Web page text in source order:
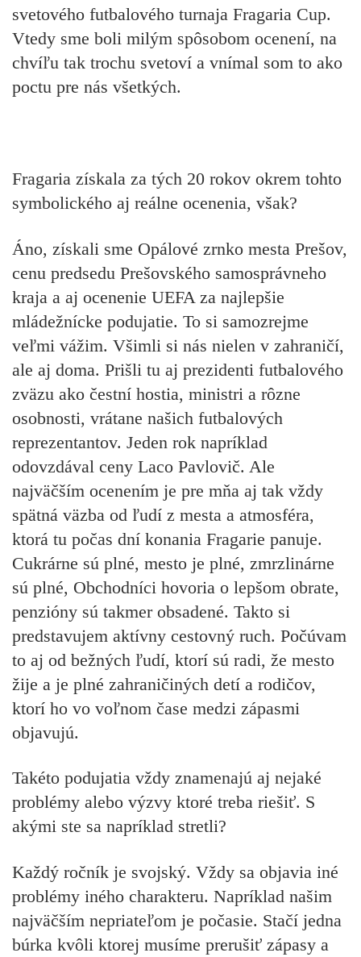
svetového futbalového turnaja Fragaria Cup.
Vtedy sme boli milým spôsobom ocenení, na
chvíľu tak trochu svetoví a vnímal som to ako
poctu pre nás všetkých.
Fragaria získala za tých 20 rokov okrem tohto
symbolického aj reálne ocenenia, však?
Áno, získali sme Opálové zrnko mesta Prešov,
cenu predsedu Prešovského samosprávneho
kraja a aj ocenenie UEFA za najlepšie
mládežnícke podujatie. To si samozrejme
veľmi vážim. Všimli si nás nielen v zahraničí,
ale aj doma. Prišli tu aj prezidenti futbalového
zväzu ako čestní hostia, ministri a rôzne
osobnosti, vrátane našich futbalových
reprezentantov. Jeden rok napríklad
odovzdával ceny Laco Pavlovič. Ale
najväčším ocenením je pre mňa aj tak vždy
spätná väzba od ľudí z mesta a atmosféra,
ktorá tu počas dní konania Fragarie panuje.
Cukrárne sú plné, mesto je plné, zmrzlinárne
sú plné, Obchodníci hovoria o lepšom obrate,
penzióny sú takmer obsadené. Takto si
predstavujem aktívny cestovný ruch. Počúvam
to aj od bežných ľudí, ktorí sú radi, že mesto
žije a je plné zahraničiných detí a rodičov,
ktorí ho vo voľnom čase medzi zápasmi
objavujú.
Takéto podujatia vždy znamenajú aj nejaké
problémy alebo výzvy ktoré treba riešiť. S
akými ste sa napríklad stretli?
Každý ročník je svojský. Vždy sa objavia iné
problémy iného charakteru. Napríklad našim
najväčším nepriateľom je počasie. Stačí jedna
búrka kvôli ktorej musíme prerušiť zápasy a